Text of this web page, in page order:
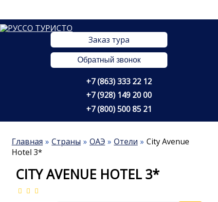
Заказ тура
Обратный звонок
+7 (863) 333 22 12
+7 (928) 149 20 00
+7 (800) 500 85 21
Главная Страны ОАЭ Отели
City Avenue
Hotel 3*
CITY AVENUE HOTEL 3*